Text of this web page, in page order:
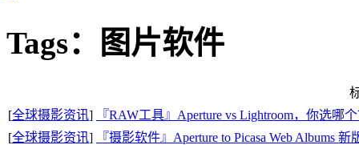
Tags：图片软件
[全球摄影资讯]
『RAW工具』Aperture vs Lightroom，你选哪
[全球摄影资讯] 『摄影软件』Aperture to Picasa Web Albums 新